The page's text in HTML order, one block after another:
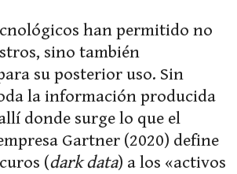
han permitido no
sino también
su posterior uso. Sin
la información producida
donde surge lo que el
Gartner (2020) define
(dark data) a los «activos